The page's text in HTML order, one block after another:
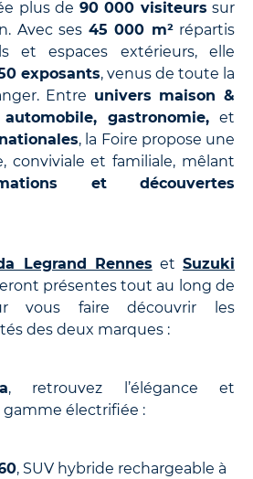
plus de 90 000 visiteurs sur
Avec ses 45 000 m²répartis
et espaces extérieurs, elle
exposants, venus de toute la
Entre univers maison &
gastronomie, et
, la Foire propose une
conviviale et familiale, mêlant
et découvertes
Legrand Rennes etSuzuki
présentes tout au long de
vous faire découvrir les
des deux marques :
, retrouvez l’élégance et
gamme électrifiée :
, SUV hybride rechargeable à